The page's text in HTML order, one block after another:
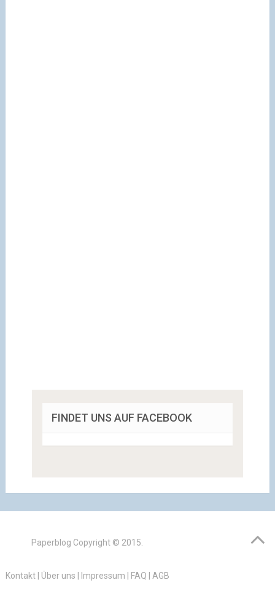
FINDET UNS AUF FACEBOOK
Paperblog Copyright © 2015.
Kontakt| Über uns Impressum FAQ AGB